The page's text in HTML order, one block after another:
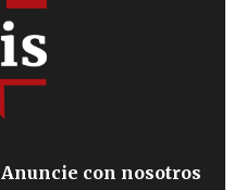
Anuncie con nosotros